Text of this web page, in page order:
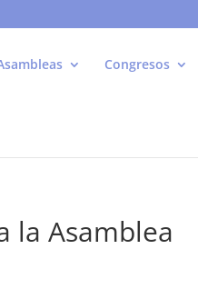
Congresos
la Asamblea